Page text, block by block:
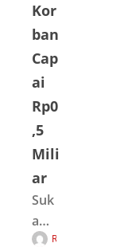
Kor
ban
Cap
ai
Rp0
,5
Mili
ar
Suk
a
Mak
R